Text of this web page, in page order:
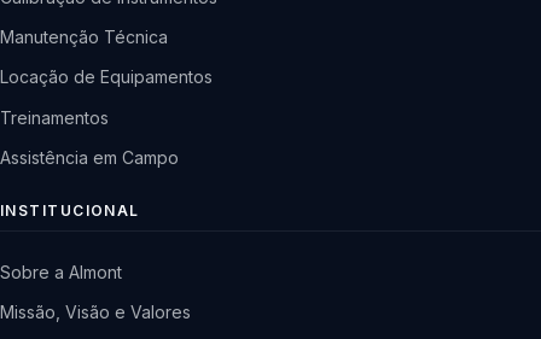
Manutenção Técnica
Locação de Equipamentos
Treinamentos
Assistência em Campo
INSTITUCIONAL
Sobre a Almont
Missão, Visão e Valores